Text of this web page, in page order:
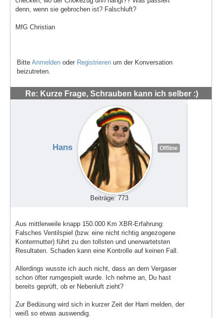
denn, wenn sie gebrochen ist? Falschluft?
MfG Christian
Bitte Anmelden oder Registrieren um der Konversation
beizutreten.
Re: Kurze Frage, Schrauben kann ich selber :)
#48540
Hans Offline
Beiträge: 773
Aus mittlerweile knapp 150.000 Km XBR-Erfahrung:
Falsches Ventilspiel (bzw. eine nicht richtig angezogene
Kontermutter) führt zu den tollsten und unerwartetsten
Resultaten. Schaden kann eine Kontrolle auf keinen Fall.
Allerdings wusste ich auch nicht, dass an dem Vergaser
schon öfter rumgespielt wurde. Ich nehme an, Du hast
bereits geprüft, ob er Nebenluft zieht?
Zur Bedüsung wird sich in kurzer Zeit der Harri melden, der
weiß so etwas auswendig.